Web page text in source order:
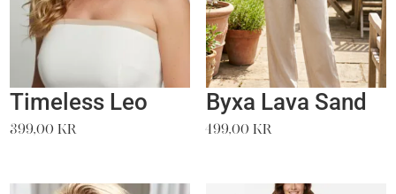
Timeless Leo
399,00kr
Byxa Lava Sand
499,00 kr